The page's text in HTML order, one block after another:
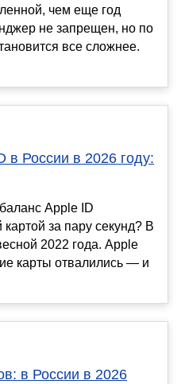
чем еще год
не запрещен, но по
все сложнее.
в России в 2026 году:
Apple ID
за пару секунд? В
2022 года. Apple
карты отвалились — и
в России в 2026